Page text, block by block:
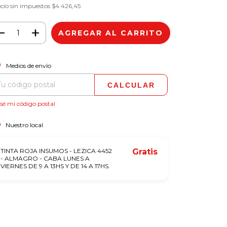
sin impuestos $4.426,45
para el CP:
Medios de envío
CALCULAR
mi código postal
Nuestro local
TINTA ROJA INSUMOS - LEZICA 4452
- ALMAGRO - CABA LUNES A
VIERNES DE 9 A 13HS Y DE 14 A 17HS.
Gratis